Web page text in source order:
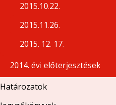
2015.10.22.
2015.11.26.
2015. 12. 17.
2014. évi előterjesztések
Határozatok